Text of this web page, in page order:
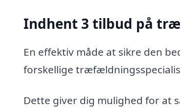
Indhent 3 tilbud på
En effektiv måde at sikre den
forskellige
Dette giver dig mulighed for at